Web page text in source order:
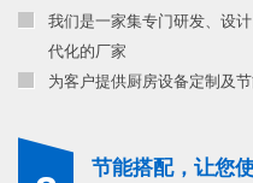
我们是一家集专门研发、设
代化的厂家
为客户提供厨房设备定制及
节能搭配，让您